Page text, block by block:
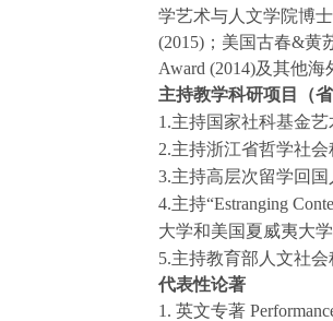
学艺术与人文学院博
(2015)；美国古春&黄
Award (2014)及其他海
主持教学科研项目（省
1.主持国家社科基金艺
2.主持浙江省哲学社会
3.主持高层次留学回国
4.主持“Estranging
大学和美国夏威夷大
5.主持教育部人文社
代表性论著
1. 英文专著